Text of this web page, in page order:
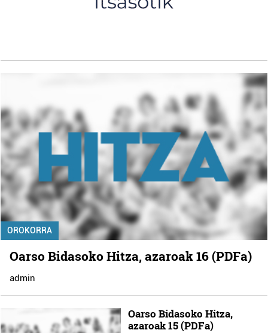
OROKORRA
Oarso Bidasoko Hitza, azaroak 16 (PDFa)
admin
Oarso Bidasoko Hitza,
azaroak 15 (PDFa)